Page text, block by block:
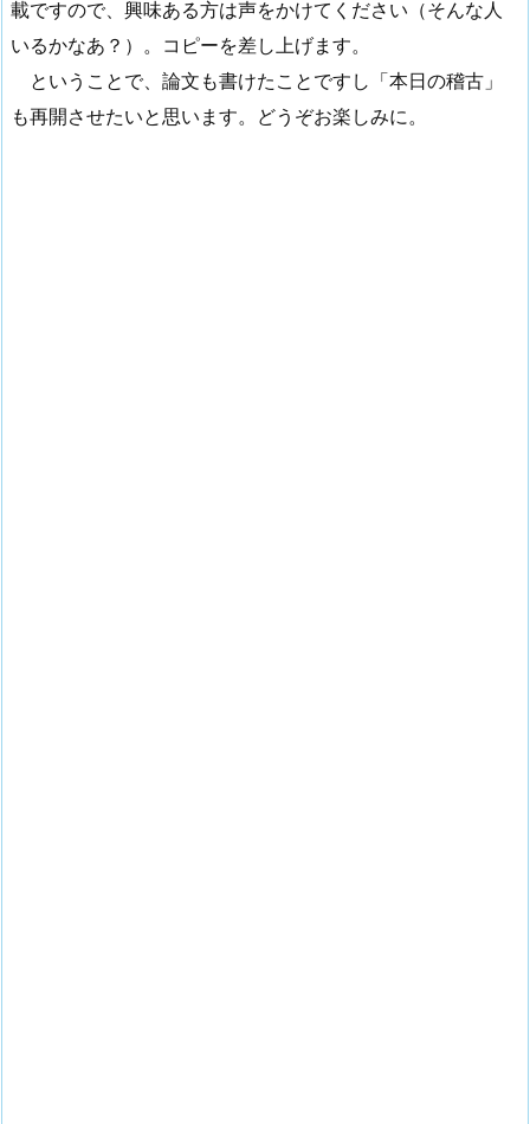
載ですので、興味ある方は声をかけてください（そんな人
いるかなあ？）。コピーを差し上げます。
ということで、論文も書けたことですし「本日の稽古」
も再開させたいと思います。どうぞお楽しみに。